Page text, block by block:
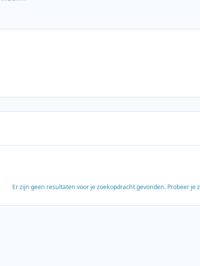
Er zijn geen resultaten voor je zoekopdracht gevonden. Probeer